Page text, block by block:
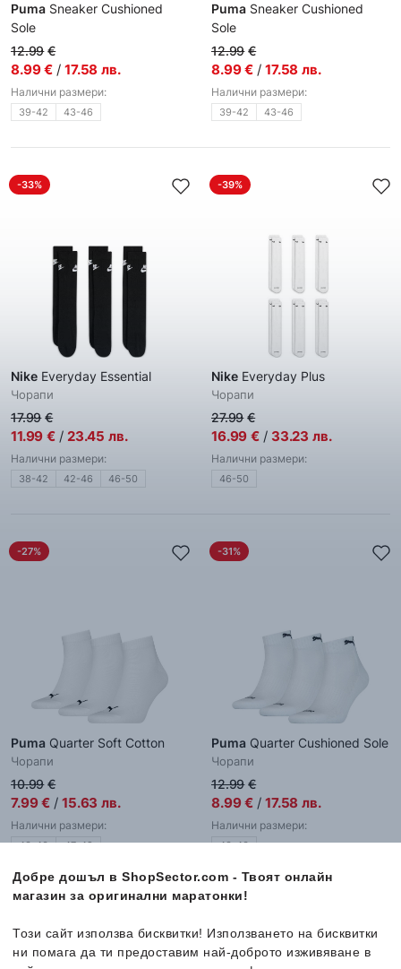
Добре дошъл в ShopSector.com - Твоят онлайн
магазин за оригинални маратонки!
Този сайт използва бисквитки! Използването на бисквитки
ни помага да ти предоставим най-доброто изживяване в
Puma Sneaker Cushioned
Sole
Чорапи
12.99 €
8.99 € / 17.58 лв.
Налични размери:
39-42 43-46
Puma Sneaker Cushioned
Sole
Чорапи
12.99 €
8.99 € / 17.58 лв.
Налични размери:
39-42 43-46
-33%
Nike Everyday Essential
Чорапи
17.99 €
11.99 € / 23.45 лв.
Налични размери:
38-42 42-46 46-50
-39%
Nike Everyday Plus
Чорапи
27.99 €
16.99 € / 33.23 лв.
Налични размери:
46-50
-27%
Puma Quarter Soft Cotton
Чорапи
10.99 €
7.99 € / 15.63 лв.
Налични размери:
43-46 47-49
-31%
Puma Quarter Cushioned Sole
Чорапи
12.99 €
8.99 € / 17.58 лв.
Налични размери:
43-46